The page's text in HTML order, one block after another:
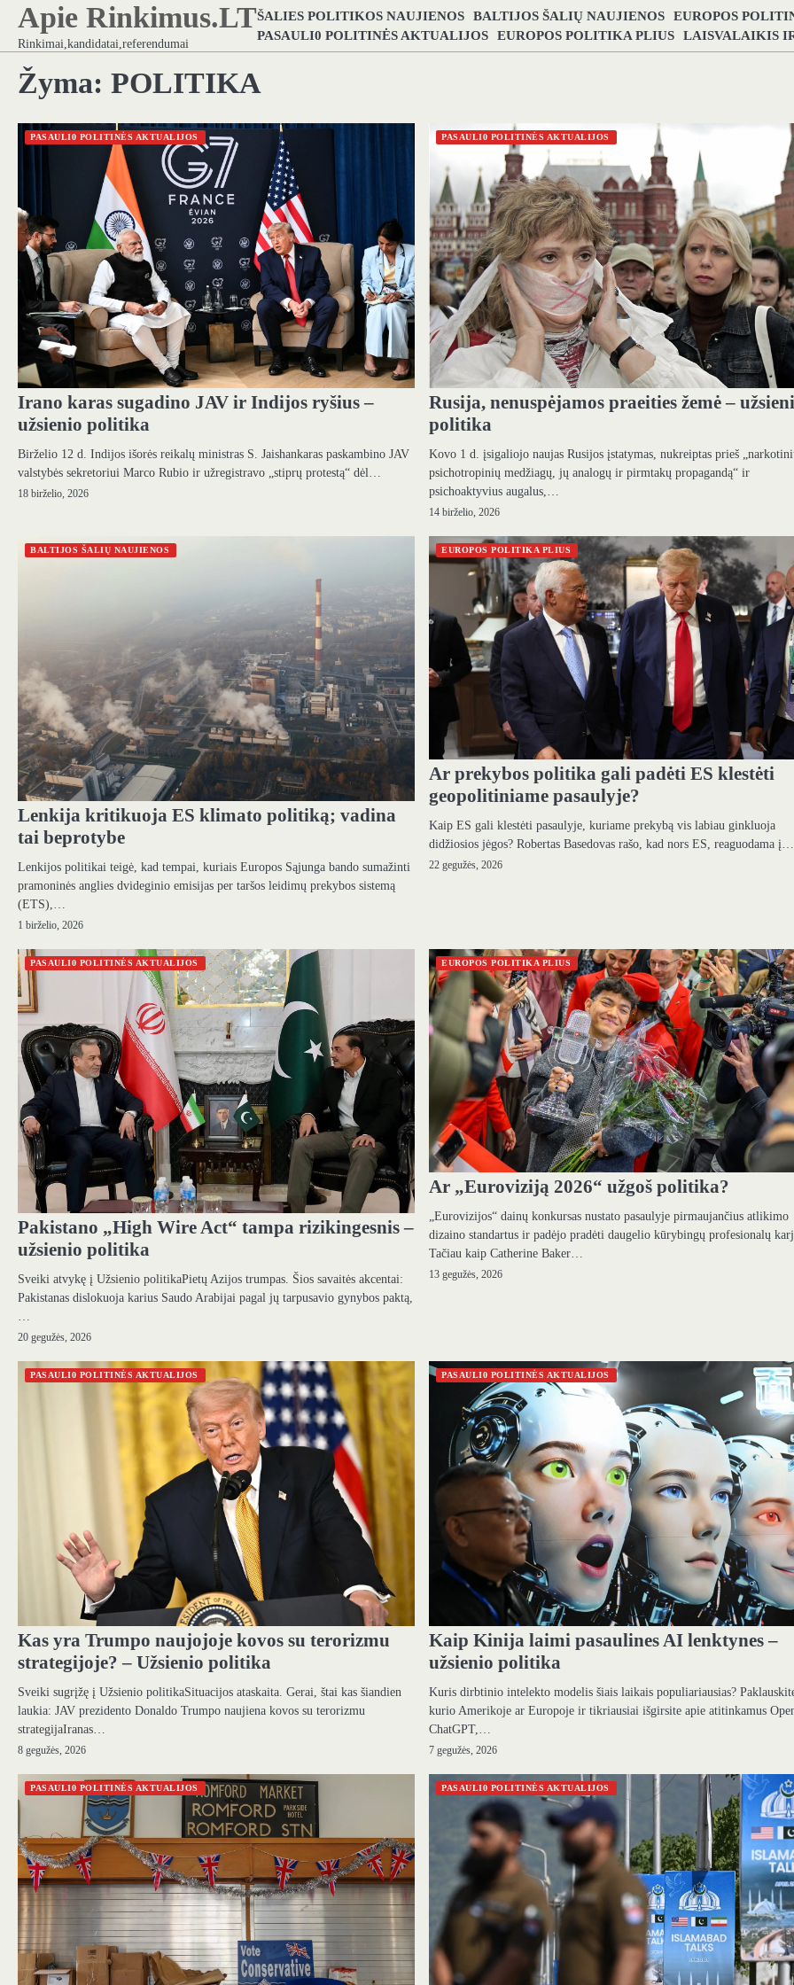
Skip
content
Apie Rinkimus.LT
Rinkimai,kandidatai,referendumai
ŠALIES POLITIKOS NAUJIENOS BALTIJOS ŠALIŲ NAUJIENOS EUROPOS
PASAULI0 POLITINĖS AKTUALIJOS EUROPOS POLITIKA PLIUS LAISVALAIKIS
Žyma: POLITIKA
PASAULI0 POLITINĖS AKTUALIJOS
Irano karas sugadino JAV ir Indijos ryšius –
užsienio politika
Birželio 12 d. Indijos išorės reikalų ministras S. Jaishankaras paskambino JAV
valstybės sekretoriui Marco Rubio ir užregistravo „stiprų protestą“ dėl…
18 birželio, 2026
PASAULI0 POLITINĖS AKTUALIJOS
Rusija, nenuspėjamos praeities žemė –
politika
Kovo 1 d. įsigaliojo naujas Rusijos įstatymas, nukreiptas prieš
psichotropinių medžiagų, jų analogų ir pirmtakų propagandą“ ir
psichoaktyvius augalus,…
14 birželio, 2026
BALTIJOS ŠALIŲ NAUJIENOS
Lenkija kritikuoja ES klimato politiką; vadina
tai beprotybe
Lenkijos politikai teigė, kad tempai, kuriais Europos Sąjunga bando sumažinti
pramoninės anglies dvideginio emisijas per taršos leidimų prekybos sistemą
(ETS),…
1 birželio, 2026
EUROPOS POLITIKA PLIUS
Ar prekybos politika gali padėti ES klestėti
geopolitiniame pasaulyje?
Kaip ES gali klestėti pasaulyje, kuriame prekybą vis labiau ginkluoja
didžiosios jėgos? Robertas Basedovas rašo, kad nors ES, reaguodama į…
22 gegužės, 2026
PASAULI0 POLITINĖS AKTUALIJOS
Pakistano „High Wire Act“ tampa rizikingesnis –
užsienio politika
Sveiki atvykę į Užsienio politikaPietų Azijos trumpas. Šios savaitės akcentai:
Pakistanas dislokuoja karius Saudo Arabijai pagal jų tarpusavio gynybos paktą,
…
20 gegužės, 2026
EUROPOS POLITIKA PLIUS
Ar „Euroviziją 2026“ užgoš politika?
„Eurovizijos“ dainų konkursas nustato pasaulyje pirmaujančius atlikimo
dizaino standartus ir padėjo pradėti daugelio kūrybingų profesionalų
Tačiau kaip Catherine Baker…
13 gegužės, 2026
PASAULI0 POLITINĖS AKTUALIJOS
Kas yra Trumpo naujojoje kovos su terorizmu
strategijoje? – Užsienio politika
Sveiki sugrįžę į Užsienio politikaSituacijos ataskaita. Gerai, štai kas šiandien
laukia: JAV prezidento Donaldo Trumpo naujiena kovos su terorizmu
strategijaIranas…
8 gegužės, 2026
PASAULI0 POLITINĖS AKTUALIJOS
Kaip Kinija laimi pasaulines AI lenktynes ​​–
užsienio politika
Kuris dirbtinio intelekto modelis šiais laikais populiariausias?
kurio Amerikoje ar Europoje ir tikriausiai išgirsite apie atitinkamus
ChatGPT,…
7 gegužės, 2026
PASAULI0 POLITINĖS AKTUALIJOS PASAULI0 POLITINĖS AKTUALIJOS